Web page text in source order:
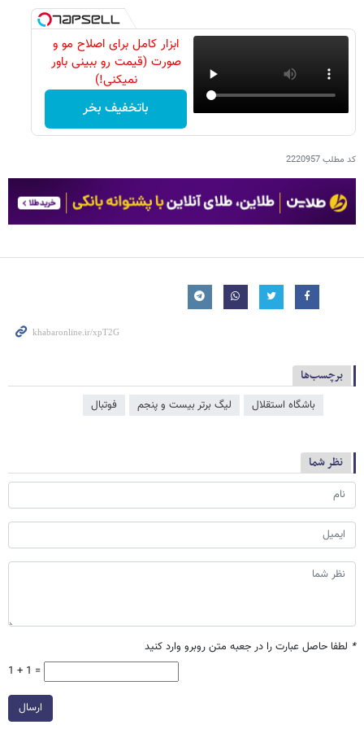
ابزار کامل برای اصلاح مو و
صورت (قیمت رو ببینی باور
نمیکنی!)
باتخفیف بخر
کد مطلب2220957
برچسب‌ها
باشگاه استقلال لیگ برتر بیست و پنجم فوتبال
نظر شما
* لطفا حاصل عبارت را در جعبه متن روبرو وارد کنید
1 + 1 =
ارسال